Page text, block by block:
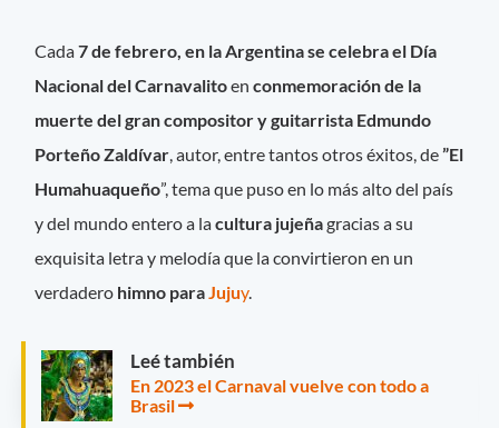
Cada7 de febrero, en la Argentina se celebra el Día
Nacional del Carnavalitoenconmemoración de la
muerte del gran compositor y guitarrista Edmundo
Porteño Zaldívar , autor, entre tantos otros éxitos, de”El
Humahuaqueño”, tema que puso en lo más alto del país
y del mundo entero a lacultura jujeñagracias a su
exquisita letra y melodía que la convirtieron en un
verdadero himno para Jujuy.
Leé también
En 2023 el Carnaval vuelve con todo a
Brasil